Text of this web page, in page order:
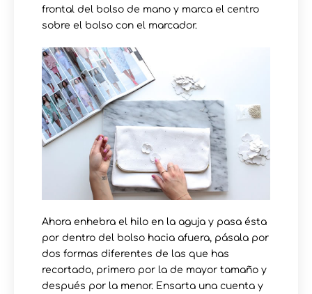
frontal del bolso de mano y marca el centro
sobre el bolso con el marcador.
Ahora enhebra el hilo en la aguja y pasa ésta
por dentro del bolso hacia afuera, pásala por
dos formas diferentes de las que has
recortado, primero por la de mayor tamaño y
después por la menor. Ensarta una cuenta y